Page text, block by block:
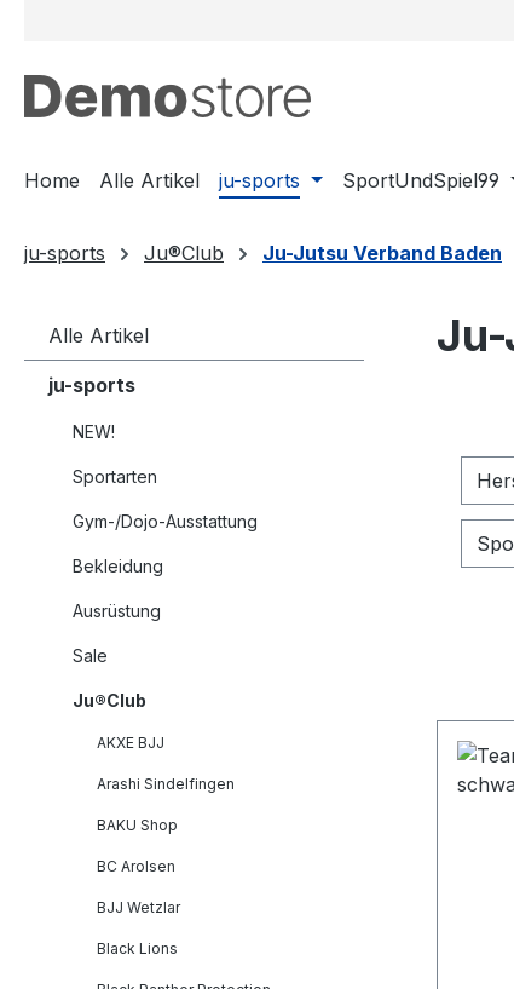
Home Alle Artikel ju-sports SportUndSpiel99
ju-sports Ju®Club Ju-Jutsu Verband Baden
Alle Artikel
ju-sports
NEW!
Sportarten
Gym-/Dojo-Ausstattung
Bekleidung
Ausrüstung
Sale
Ju®Club
AKXE BJJ
Arashi Sindelfingen
BAKU Shop
BC Arolsen
BJJ Wetzlar
Black Lions